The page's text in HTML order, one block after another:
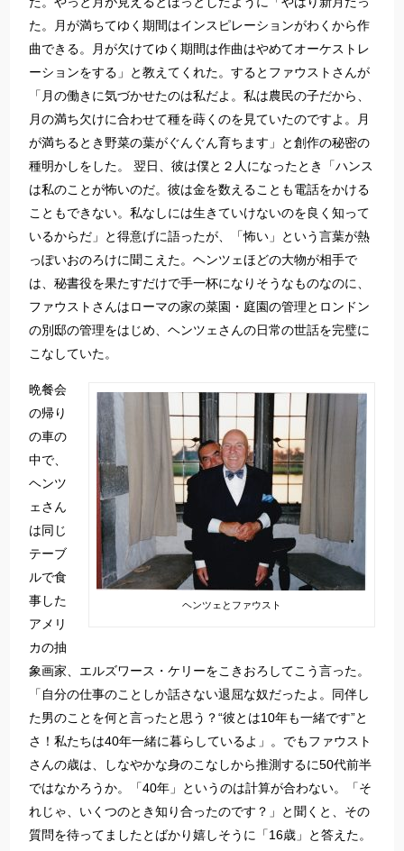
た。月が満ちてゆく期間はインスピレーションがわくから作
曲できる。月が欠けてゆく期間は作曲はやめてオーケストレ
ーションをする」と教えてくれた。するとファウストさんが
「月の働きに気づかせたのは私だよ。私は農民の子だから、
月の満ち欠けに合わせて種を蒔くのを見ていたのですよ。月
が満ちるとき野菜の葉がぐんぐん育ちます」と創作の秘密の
種明かしをした。 翌日、彼は僕と２人になったとき「ハンス
は私のことが怖いのだ。彼は金を数えることも電話をかける
こともできない。私なしには生きていけないのを良く知って
いるからだ」と得意げに語ったが、「怖い」という言葉が熱
っぽいおのろけに聞こえた。ヘンツェほどの大物が相手で
は、秘書役を果たすだけで手一杯になりそうなものなのに、
ファウストさんはローマの家の菜園・庭園の管理とロンドン
の別邸の管理をはじめ、ヘンツェさんの日常の世話を完璧に
こなしていた。
ヘンツェとファウスト
晩餐会
の帰り
の車の
中で、
ヘンツ
ェさん
は同じ
テーブ
ルで食
事した
アメリ
カの抽
象画家、エルズワース・ケリーをこきおろしてこう言った。
「自分の仕事のことしか話さない退屈な奴だったよ。同伴し
た男のことを何と言ったと思う？“彼とは10年も一緒です”と
さ！私たちは40年一緒に暮らしているよ」。でもファウスト
さんの歳は、しなやかな身のこなしから推測するに50代前半
ではなかろうか。「40年」というのは計算が合わない。「そ
れじゃ、いくつのとき知り合ったのです？」と聞くと、その
質問を待ってましたとばかり嬉しそうに「16歳」と答えた。